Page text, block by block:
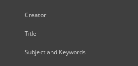
Creator
Title
Subject and Keywords